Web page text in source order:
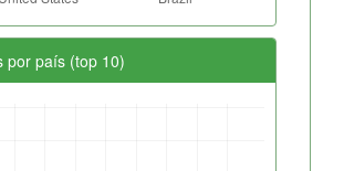
por país (top 10)